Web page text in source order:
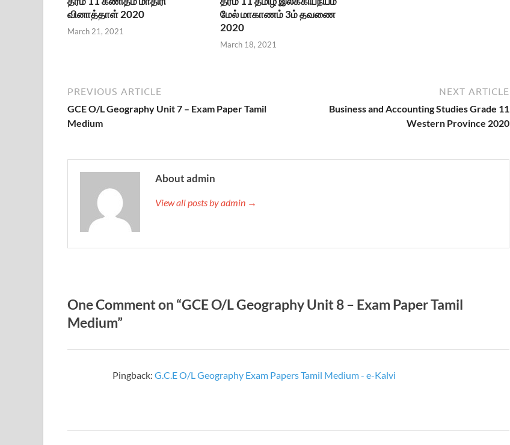
வினாத்தாள் 2020
March 21, 2021
மேல் மாகாணம் 3ம் தவணை
2020
March 18, 2021
PREVIOUS ARTICLE
GCE O/L Geography Unit 7 – Exam Paper Tamil
Medium
NEXT ARTICLE
Business and Accounting Studies Grade 11
Western Province 2020
About admin
View all posts by admin →
One Comment on “GCE O/L Geography Unit 8 – Exam Paper Tamil
Medium”
Pingback: G.C.E O/L Geography Exam Papers Tamil Medium - e-Kalvi